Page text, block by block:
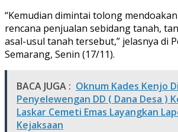
“Kemudian dimintai tolong
rencana penjualan sebidang tanah,
asal-usul tanah tersebut,” jelasnya di
Semarang, Senin (17/11).
BACA JUGA : Oknum Kades Kenjo
Penyelewengan DD ( Dana Desa )
Laskar Cemeti Emas Layangkan
Kejaksaan